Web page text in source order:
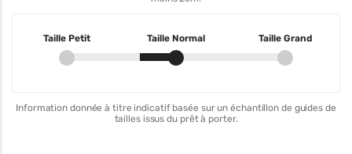
Taille Petit Taille Normal Taille Grand
Information donnée à titre indicatif basée sur un échantillon de guides de
tailles issus du prêt à porter.